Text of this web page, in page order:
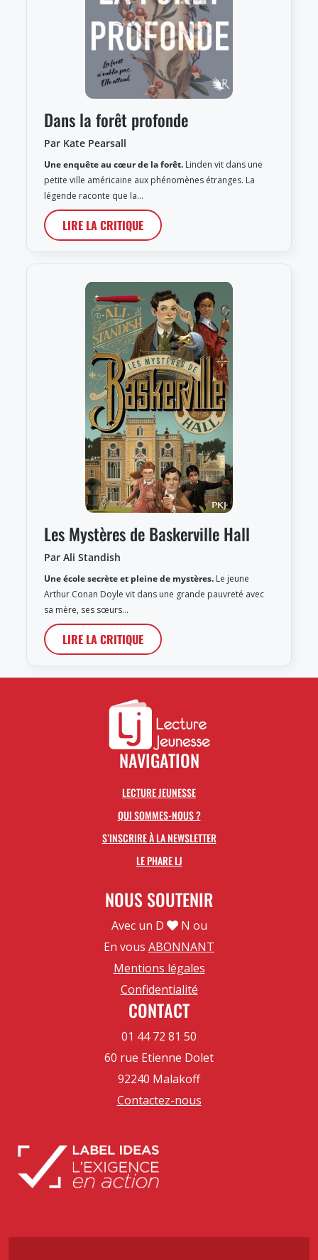
Dans la forêt profonde
Par Kate Pearsall
Une enquête au cœur de la forêt. Linden vit dans une
petite ville américaine aux phénomènes étranges. La
légende raconte que la…
LIRE LA CRITIQUE
Les Mystères de Baskerville Hall
Par Ali Standish
Une école secrète et pleine de mystères. Le jeune
Arthur Conan Doyle vit dans une grande pauvreté avec
sa mère, ses sœurs…
LIRE LA CRITIQUE
NAVIGATION
LECTURE JEUNESSE
QUI SOMMES-NOUS ?
S’INSCRIRE À LA NEWSLETTER
LE PHARE LJ
NOUS SOUTENIR
Avec un D
N ou
En vous ABONNANT
Mentions légales
Confidentialité
CONTACT
01 44 72 81 50
60 rue Etienne Dolet
92240 Malakoff
Contactez-nous